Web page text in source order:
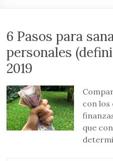
6 Pasos para
personales
2019
con los
que